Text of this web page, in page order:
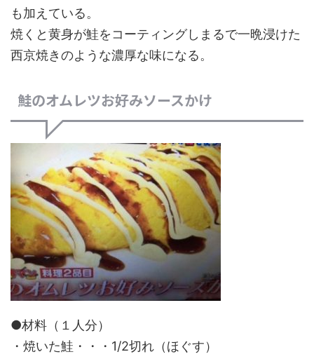
も加えている。
焼くと黄身が鮭をコーティングしまるで一晩浸けた
西京焼きのような濃厚な味になる。
鮭のオムレツお好みソースかけ
●材料（１人分）
・焼いた鮭・・・1/2切れ（ほぐす）